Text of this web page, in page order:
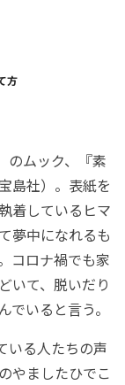
方
のムック、『素
島社）。表紙を
着しているヒマ
夢中になれるも
コロナ禍でも家
いて、脱いだり
いると言う。
いる人たちの声
やましたひでこ